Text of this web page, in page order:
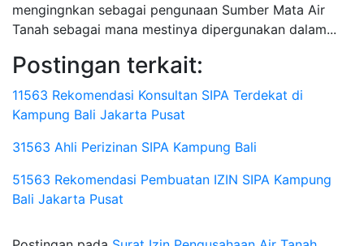
mengingnkan sebagai pengunaan Sumber Mata Air
Tanah sebagai mana mestinya dipergunakan dalam...
Postingan terkait:
11563 Rekomendasi Konsultan SIPA Terdekat di
Kampung Bali Jakarta Pusat
31563 Ahli Perizinan SIPA Kampung Bali
51563 Rekomendasi Pembuatan IZIN SIPA Kampung
Bali Jakarta Pusat